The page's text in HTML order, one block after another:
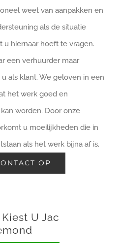
weet van aanpakken en
als de situatie
u hiernaar hoeft te vragen.
een verhuurder maar
als klant. We geloven in een
het werk goed en
worden. Door onze
u moeilijkheden die in
als het werk bijna af is.
OP
U Jac